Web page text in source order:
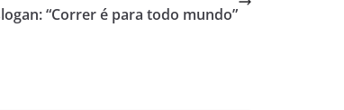
“Correr é para todo mundo”